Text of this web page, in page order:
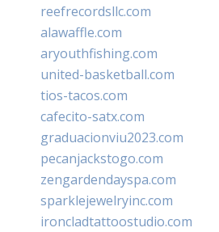
reefrecordsllc.com
alawaffle.com
aryouthfishing.com
united-basketball.com
tios-tacos.com
cafecito-satx.com
graduacionviu2023.com
pecanjackstogo.com
zengardendayspa.com
sparklejewelryinc.com
ironcladtattoostudio.com